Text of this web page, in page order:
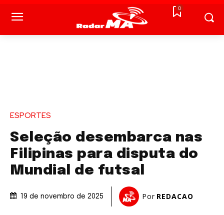
0
ESPORTES
Seleção desembarca nas
Filipinas para disputa do
Mundial de futsal
19 de novembro de 2025 Por REDACAO